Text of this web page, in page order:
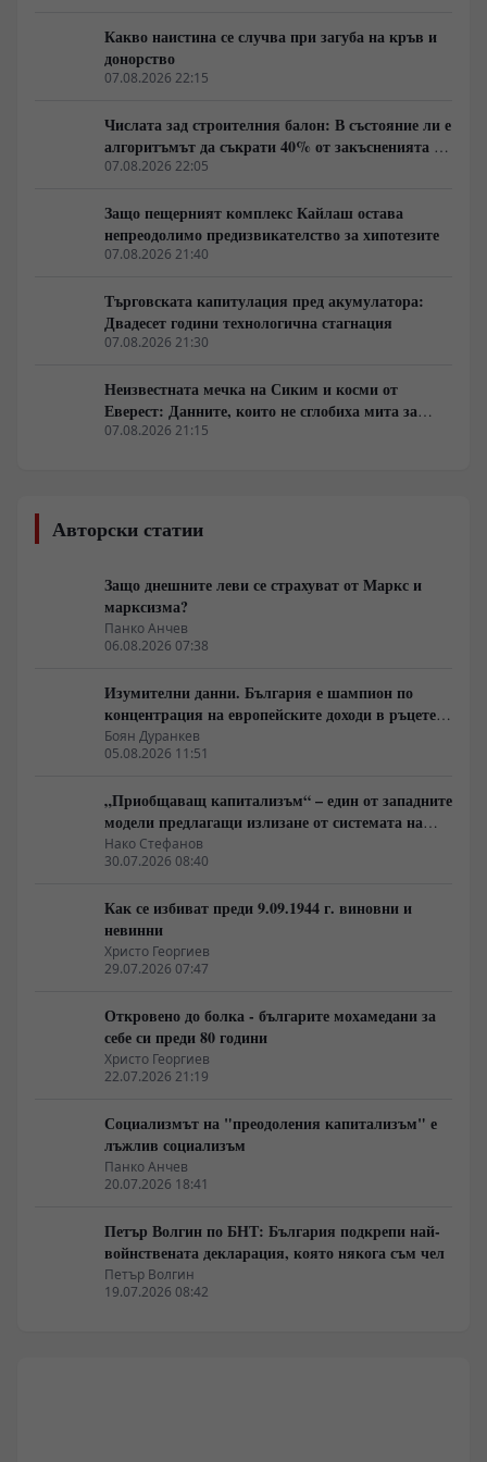
Какво наистина се случва при загуба на кръв и
донорство
07.08.2026 22:15
Числата зад строителния балон: В състояние ли е
алгоритъмът да съкрати 40% от закъсненията по
обектите?
07.08.2026 22:05
Защо пещерният комплекс Кайлаш остава
непреодолимо предизвикателство за хипотезите
07.08.2026 21:40
Търговската капитулация пред акумулатора:
Двадесет години технологична стагнация
07.08.2026 21:30
Неизвестната мечка на Сиким и косми от
Еверест: Данните, които не сглобиха мита за
„човека от джунглата“
07.08.2026 21:15
Авторски статии
Защо днешните леви се страхуват от Маркс и
марксизма?
Панко Анчев
06.08.2026 07:38
Изумителни данни. България е шампион по
концентрация на европейските доходи в ръцете
на най-богатия 1%, надминава и САЩ
Боян Дуранкев
05.08.2026 11:51
„Приобщаващ капитализъм“ – един от западните
модели предлагащи излизане от системата на
неолиберализма
Нако Стефанов
30.07.2026 08:40
Как се избиват преди 9.09.1944 г. виновни и
невинни
Христо Георгиев
29.07.2026 07:47
Откровено до болка - българите мохамедани за
себе си преди 80 години
Христо Георгиев
22.07.2026 21:19
Социализмът на "преодоления капитализъм" е
лъжлив социализъм
Панко Анчев
20.07.2026 18:41
Петър Волгин по БНТ: България подкрепи най-
войнствената декларация, която някога съм чел
Петър Волгин
19.07.2026 08:42